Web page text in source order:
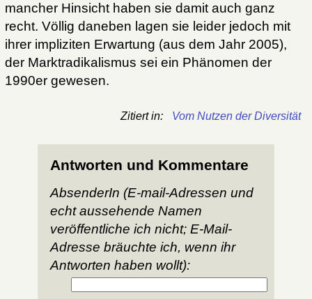
mancher Hinsicht haben sie damit auch ganz
recht. Völlig daneben lagen sie leider jedoch mit
ihrer impliziten Erwartung (aus dem Jahr 2005),
der Marktradikalismus sei ein Phänomen der
1990er gewesen.
Zitiert in: Vom Nutzen der Diversität
Antworten und Kommentare
AbsenderIn (E-mail-Adressen und
echt aussehende Namen
veröffentliche ich nicht; E-Mail-
Adresse bräuchte ich, wenn ihr
Antworten haben wollt):